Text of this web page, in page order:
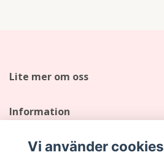
Lite mer om oss
Information
Sociala medier
Vi använder cookies